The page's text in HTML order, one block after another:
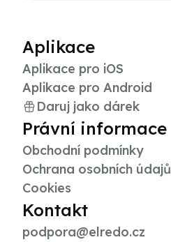
Aplikace
Aplikace pro iOS
Aplikace pro Android
Daruj jako dárek
Právní informace
Obchodní podmínky
Ochrana osobních údajů
Cookies
Kontakt
podpora@elredo.cz